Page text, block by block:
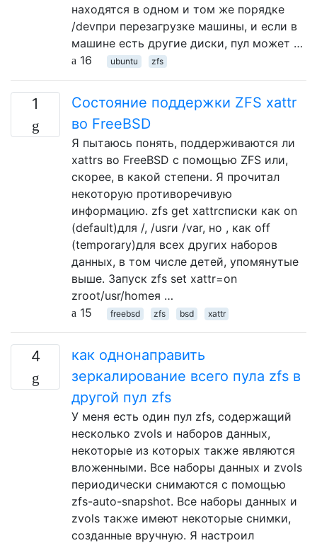
находятся в одном и том же порядке
/devпри перезагрузке машины, и если в
машине есть другие диски, пул может …
16
ubuntu zfs
1
Состояние поддержки ZFS xattr
во FreeBSD
Я пытаюсь понять, поддерживаются ли
xattrs во FreeBSD с помощью ZFS или,
скорее, в какой степени. Я прочитал
некоторую противоречивую
информацию. zfs get xattrсписки как on
(default)для /, /usrи /var, но , как off
(temporary)для всех других наборов
данных, в том числе детей, упомянутые
выше. Запуск zfs set xattr=on
zroot/usr/homeя …
15
freebsd zfs bsd xattr
4
как однонаправить
зеркалирование всего пула zfs в
другой пул zfs
У меня есть один пул zfs, содержащий
несколько zvols и наборов данных,
некоторые из которых также являются
вложенными. Все наборы данных и zvols
периодически снимаются с помощью
zfs-auto-snapshot. Все наборы данных и
zvols также имеют некоторые снимки,
созданные вручную. Я настроил